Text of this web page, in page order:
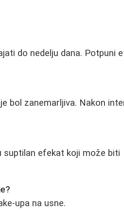
do nedelju dana. Potpuni
bol zanemarljiva. Nakon
suptilan efekat koji može biti
upa na usne.